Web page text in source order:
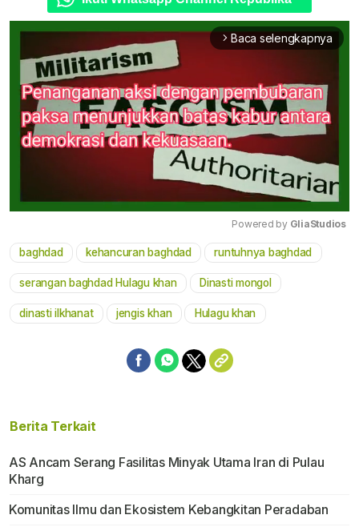
arrow_forward_ios Baca selengkapnya
Mute
Powered by GliaStudios
baghdad kehancuran baghdad runtuhnya baghdad
serangan baghdad Hulagu khan Dinasti mongol
dinasti ilkhanat jengis khan Hulagu khan
Berita Terkait
AS Ancam Serang Fasilitas Minyak Utama Iran di Pulau
Kharg
Komunitas Ilmu dan Ekosistem Kebangkitan Peradaban